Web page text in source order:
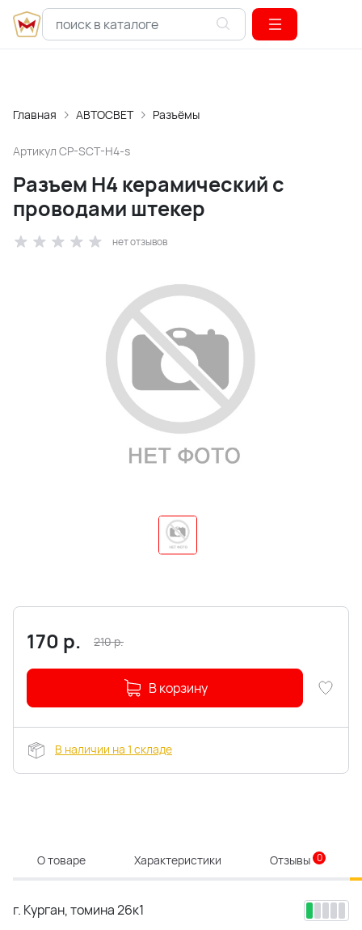
Главная АВТОСВЕТ Разъёмы
Артикул CP-SCT-H4-s
Разъем H4 керамический с
проводами штекер
нет отзывов
170 р. 210р.
В корзину
В наличии на 1 складе
О товаре Характеристики Отзывы 0
г. Курган, томина 26к1